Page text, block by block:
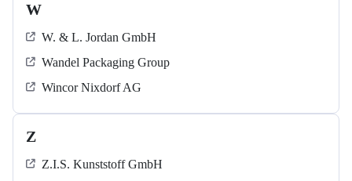
W
W. & L. Jordan GmbH
Wandel Packaging Group
Wincor Nixdorf AG
Z
Z.I.S. Kunststoff GmbH